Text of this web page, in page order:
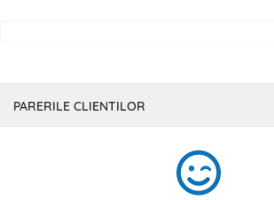
PARERILE CLIENTILOR